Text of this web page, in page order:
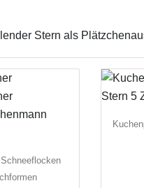
Stern als